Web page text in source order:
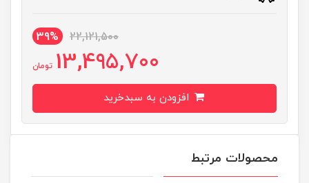
22,121,500
39%
13,495,700 تومان
محصولات مرتبط